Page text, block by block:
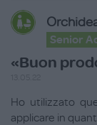
Senior
«Buon
Ho utilizzato
applicare in